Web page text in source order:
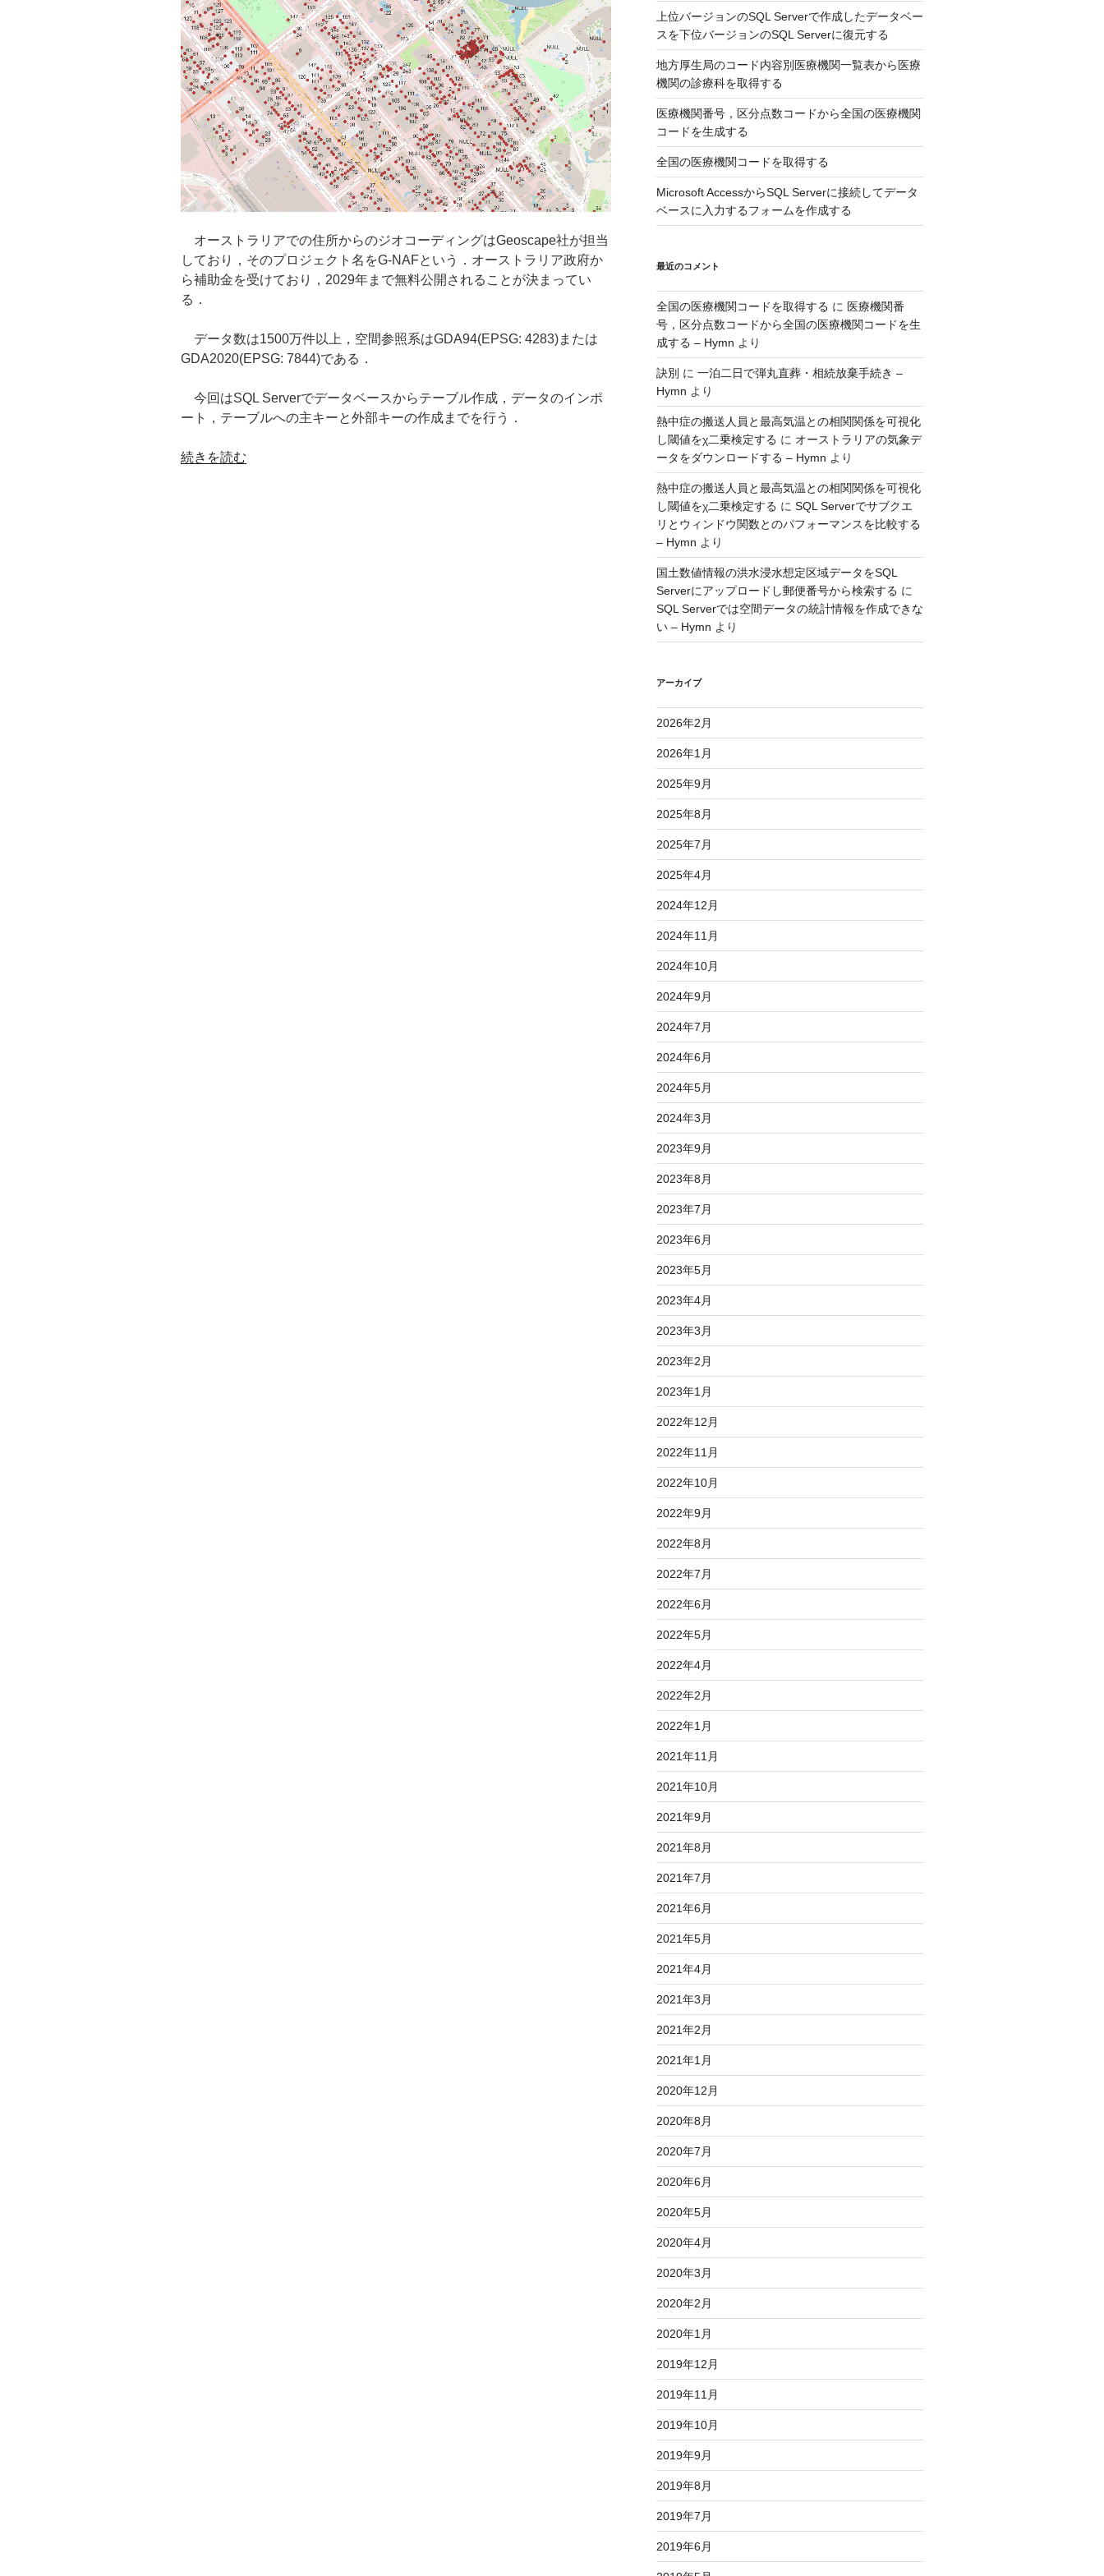
オーストラリアでの住所からのジオコーディングはGeoscape社が担当
しており，そのプロジェクト名をG-NAFという．オーストラリア政府か
ら補助金を受けており，2029年まで無料公開されることが決まってい
る．
データ数は1500万件以上，空間参照系はGDA94(EPSG: 4283)または
GDA2020(EPSG: 7844)である．
今回はSQL Serverでデータベースからテーブル作成，データのインポ
ート，テーブルへの主キーと外部キーの作成までを行う．
“オ
続きを読む
上位バージョンのSQL Serverで作成したデータベー
スを下位バージョンのSQL Serverに復元する
地方厚生局のコード内容別医療機関一覧表から医療
機関の診療科を取得する
医療機関番号，区分点数コードから全国の医療機関
コードを生成する
全国の医療機関コードを取得する
Microsoft AccessからSQL Serverに接続してデータ
ベースに入力するフォームを作成する
最近のコメント
全国の医療機関コードを取得する に 医療機関番
号，区分点数コードから全国の医療機関コードを生
成する – Hymn より
訣別 に 一泊二日で弾丸直葬・相続放棄手続き –
Hymn より
熱中症の搬送人員と最高気温との相関関係を可視化
し閾値をχ二乗検定する に オーストラリアの気象デ
ータをダウンロードする – Hymn より
熱中症の搬送人員と最高気温との相関関係を可視化
し閾値をχ二乗検定する に SQL Serverでサブクエ
リとウィンドウ関数とのパフォーマンスを比較する
– Hymn より
国土数値情報の洪水浸水想定区域データをSQL
Serverにアップロードし郵便番号から検索する に
SQL Serverでは空間データの統計情報を作成できな
い – Hymn より
アーカイブ
2026年2月
2026年1月
2025年9月
2025年8月
2025年7月
2025年4月
2024年12月
2024年11月
2024年10月
2024年9月
2024年7月
2024年6月
2024年5月
2024年3月
2023年9月
2023年8月
2023年7月
2023年6月
2023年5月
2023年4月
2023年3月
2023年2月
2023年1月
2022年12月
2022年11月
2022年10月
2022年9月
2022年8月
2022年7月
2022年6月
2022年5月
2022年4月
2022年2月
2022年1月
2021年11月
2021年10月
2021年9月
2021年8月
2021年7月
2021年6月
2021年5月
2021年4月
2021年3月
2021年2月
2021年1月
2020年12月
2020年8月
2020年7月
2020年6月
2020年5月
2020年4月
2020年3月
2020年2月
2020年1月
2019年12月
2019年11月
2019年10月
2019年9月
2019年8月
2019年7月
2019年6月